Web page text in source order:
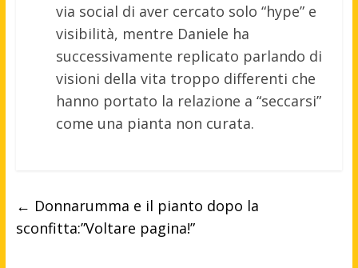
via social di aver cercato solo “hype” e
visibilità, mentre Daniele ha
successivamente replicato parlando di
visioni della vita troppo differenti che
hanno portato la relazione a “seccarsi”
come una pianta non curata.
← Donnarumma e il pianto dopo la
sconfitta:”Voltare pagina!”